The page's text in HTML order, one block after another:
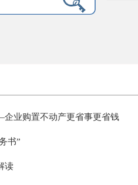
业购置不动产更省事更省钱
书”
读